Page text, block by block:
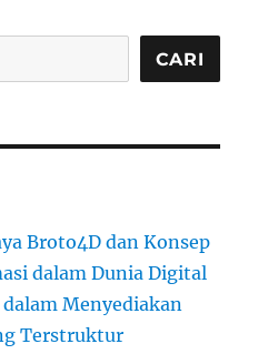
CARI
Broto4D dan Konsep
dalam Dunia Digital
Menyediakan
Terstruktur